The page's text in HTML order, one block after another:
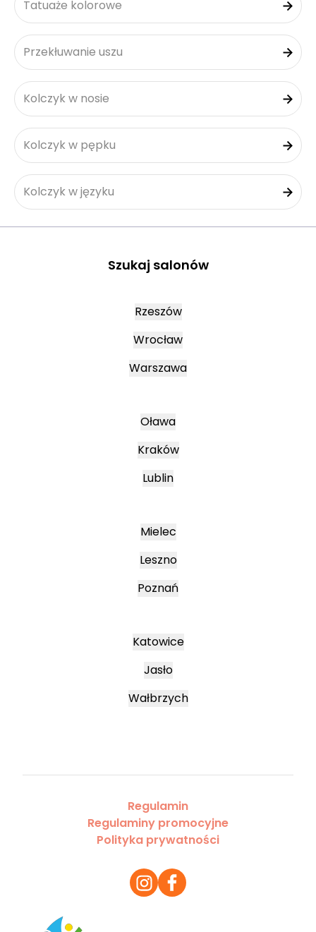
Tatuaże kolorowe
Przekłuwanie uszu
Kolczyk w nosie
Kolczyk w pępku
Kolczyk w języku
Szukaj salonów
Rzeszów
Wrocław
Warszawa
Oława
Kraków
Lublin
Mielec
Leszno
Poznań
Katowice
Jasło
Wałbrzych
Regulamin
Regulaminy promocyjne
Polityka prywatności